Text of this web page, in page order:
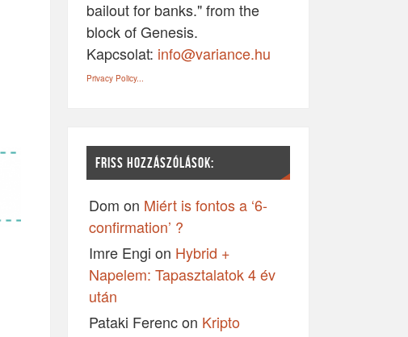
bailout for banks." from the
block of Genesis.
Kapcsolat: info@variance.hu
Privacy Policy...
FRISS HOZZÁSZÓLÁSOK:
Dom on Miért is fontos a ‘6-
confirmation’ ?
Imre Engi on Hybrid +
Napelem: Tapasztalatok 4 év
után
Pataki Ferencon Kripto